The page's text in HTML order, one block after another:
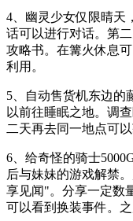
4、幽灵少女仅限晴天
话可以进行对话。第
攻略书。在篝火休息
利用。
5、自动售货机东边的
以前往睡眠之地。调
二天再去同一地点可
6、给奇怪的骑士
后与妹妹的游戏解禁
享见闻"。分享一定数
可以看到换装事件。